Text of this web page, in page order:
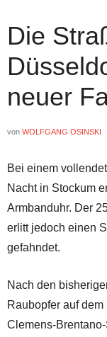
Die
neuer
von WOLFGANG OSINSKI
Bei einem
Nacht in Stockum
Armbanduhr. Der
erlitt jedoch einen
gefahndet.
Nach den
Raubopfer auf
Clemens-